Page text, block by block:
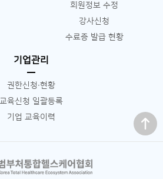
회원정보 수정
강사신청
수료증 발급 현황
기업관리
권한신청∙현황
교육신청 일괄등록
기업 교육이력
맨 위로